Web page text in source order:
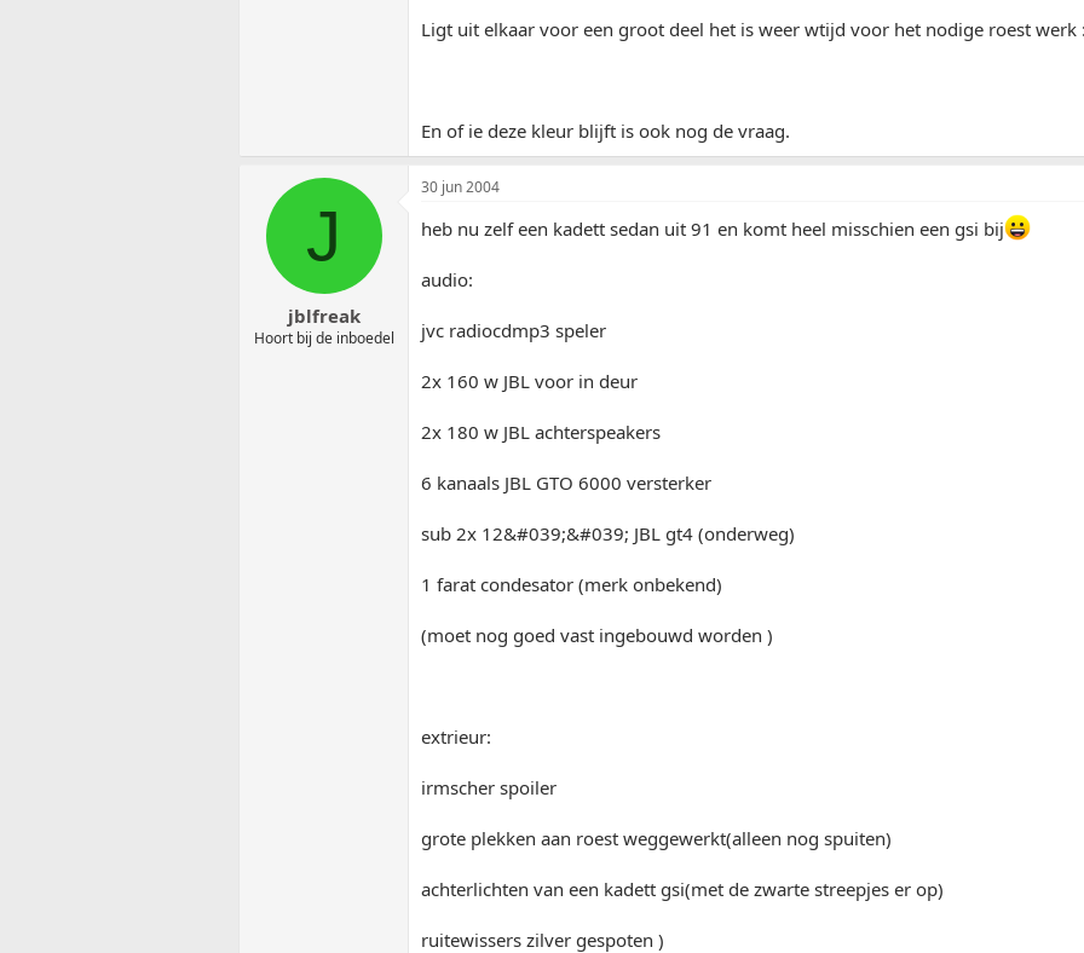
Ligt uit elkaar voor een groot deel het is weer wtijd voor het nodige roest werk
En of ie deze kleur blijft is ook nog de vraag.
J
jblfreak
Hoort bij de inboedel
30 jun 2004
heb nu zelf een kadett sedan uit 91 en komt heel misschien een gsi bij
audio:
jvc radiocdmp3 speler
2x 160 w JBL voor in deur
2x 180 w JBL achterspeakers
6 kanaals JBL GTO 6000 versterker
sub 2x 12&#039;&#039; JBL gt4 (onderweg)
1 farat condesator (merk onbekend)
(moet nog goed vast ingebouwd worden )
extrieur:
irmscher spoiler
grote plekken aan roest weggewerkt(alleen nog spuiten)
achterlichten van een kadett gsi(met de zwarte streepjes er op)
ruitewissers zilver gespoten )